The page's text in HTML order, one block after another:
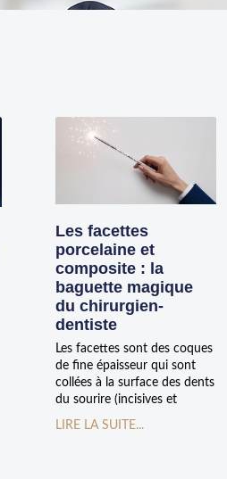
Les facettes
porcelaine et
composite : la
baguette magique
du chirurgien-
dentiste
Les facettes sont des coques
de fine épaisseur qui sont
collées à la surface des dents
du sourire (incisives et
LIRE LA SUITE...